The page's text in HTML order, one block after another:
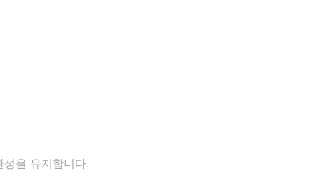
을 유지합니다.